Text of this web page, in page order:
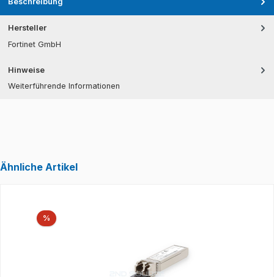
Hersteller
Fortinet GmbH
Hinweise
Weiterführende Informationen
Ähnliche Artikel
%Rabatt